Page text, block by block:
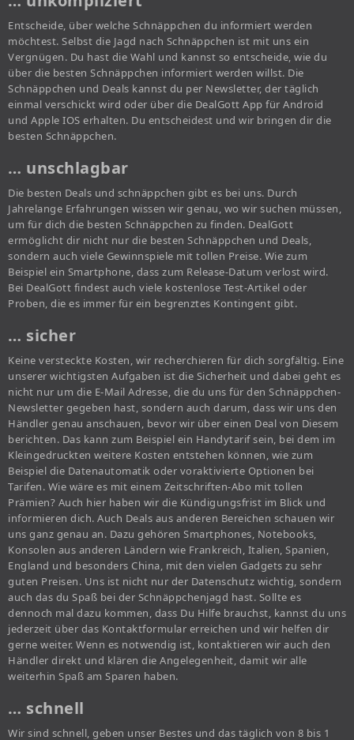
Entscheide, über welche Schnäppchen du informiert werden
möchtest. Selbst die Jagd nach Schnäppchen ist mit uns ein
Vergnügen. Du hast die Wahl und kannst so entscheide, wie du
über die besten Schnäppchen informiert werden willst. Die
Schnäppchen und Deals kannst du per Newsletter, der täglich
einmal verschickt wird oder über die DealGott App für Android
und Apple IOS erhalten. Du entscheidest und wir bringen dir die
besten Schnäppchen.
… unschlagbar
Die besten Deals und schnäppchen gibt es bei uns. Durch
Jahrelange Erfahrungen wissen wir genau, wo wir suchen müssen,
um für dich die besten Schnäppchen zu finden. DealGott
ermöglicht dir nicht nur die besten Schnäppchen und Deals,
sondern auch viele Gewinnspiele mit tollen Preise. Wie zum
Beispiel ein Smartphone, dass zum Release-Datum verlost wird.
Bei DealGott findest auch viele kostenlose Test-Artikel oder
Proben, die es immer für ein begrenztes Kontingent gibt.
… sicher
Keine versteckte Kosten, wir recherchieren für dich sorgfältig. Eine
unserer wichtigsten Aufgaben ist die Sicherheit und dabei geht es
nicht nur um die E-Mail Adresse, die du uns für den Schnäppchen-
Newsletter gegeben hast, sondern auch darum, dass wir uns den
Händler genau anschauen, bevor wir über einen Deal von Diesem
berichten. Das kann zum Beispiel ein Handytarif sein, bei dem im
Kleingedruckten weitere Kosten entstehen können, wie zum
Beispiel die Datenautomatik oder voraktivierte Optionen bei
Tarifen. Wie wäre es mit einem Zeitschriften-Abo mit tollen
Prämien? Auch hier haben wir die Kündigungsfrist im Blick und
informieren dich. Auch Deals aus anderen Bereichen schauen wir
uns ganz genau an. Dazu gehören Smartphones, Notebooks,
Konsolen aus anderen Ländern wie Frankreich, Italien, Spanien,
England und besonders China, mit den vielen Gadgets zu sehr
guten Preisen. Uns ist nicht nur der Datenschutz wichtig, sondern
auch das du Spaß bei der Schnäppchenjagd hast. Sollte es
dennoch mal dazu kommen, dass Du Hilfe brauchst, kannst du uns
jederzeit über das Kontaktformular erreichen und wir helfen dir
gerne weiter. Wenn es notwendig ist, kontaktieren wir auch den
Händler direkt und klären die Angelegenheit, damit wir alle
weiterhin Spaß am Sparen haben.
… schnell
Wir sind schnell, geben unser Bestes und das täglich von 8 bis 1